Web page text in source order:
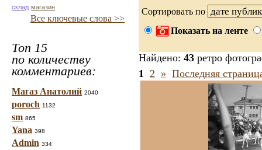
склад магазин
Все ключевые слова >>
Топ 15
по количеству
комментариев:
Магаз Анатолий 2040
poroch 1132
sm 865
Yana 398
Admin 334
Сортировать по
Показать на ленте
Найдено: 43 ретро
1 2 » Последняя